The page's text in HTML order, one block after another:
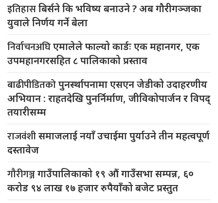
इतिहासबिर्सने कि भविष्य बनाउने ? अब गौरीगञ्जका
युवाले निर्णय गर्ने बेला
निर्वाचनअघिएमालेले फाल्यो कार्डः एक महानगर, एक
उपमहानगरसहित ८ पालिकाको प्रस्ताव
बाढीपीडितकोपुनर्स्थापनामा एसएन जेडीको उदाहरणीय
अभियान : राहतदेखि पुनर्निर्माण, जीविकोपार्जन र विपद्
तयारीसम्म
राजवंशीसमाजलाई नयाँ उचाईमा पुर्याउने तीन महत्वपूर्ण
दस्तावेज
गौरीगञ्जगाउँपालिकाको १९ औं गाउँसभा सम्पन्न, ६०
करोड ९४ लाख १७ हजार रुपैयाँको बजेट प्रस्तुत